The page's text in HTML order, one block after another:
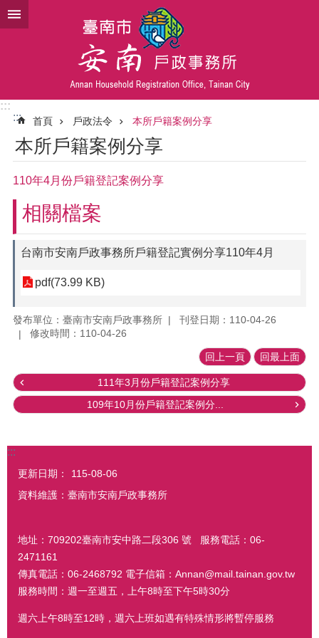
跳到主要內容區塊
:::
:::
首頁 戶政法令 本所戶籍案例分享
本所戶籍案例分享
110年4月份戶籍登記案例分享
相關檔案
台南市安南戶政事務所戶籍登記實例分享110年4月
pdf(73.99 KB)
發布單位：臺南市安南戶政事務所
刊登日期：110-04-26
修改時間：110-04-26
回上一頁 回最上面
111年3月份戶籍登記案例分享
109年10月份戶籍登記案例分...
:::
更新日期：
115-08-06
資料維護：臺南市安南戶政事務所
地址：709202臺南市安中路二段306 號 服務電話：06-
2471161
傳真電話：06-2468792 電子信箱：Annan@mail.tainan.gov.tw
服務時間：週一至週五，上午8時至下午5時30分
週六上午8時至12時，週六上班如遇有特殊情形將暫停服務